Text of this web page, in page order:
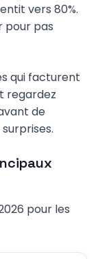
vers 80%.
pour pas
qui facturent
regardez
de
pour les